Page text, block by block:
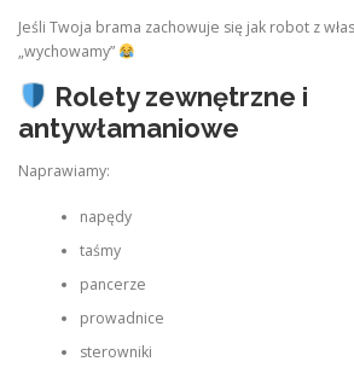
Jeśli Twoja brama zachowuje się jak robot z
„wychowamy”
Rolety zewnętrzne i
antywłamaniowe
Naprawiamy:
napędy
taśmy
pancerze
prowadnice
sterowniki